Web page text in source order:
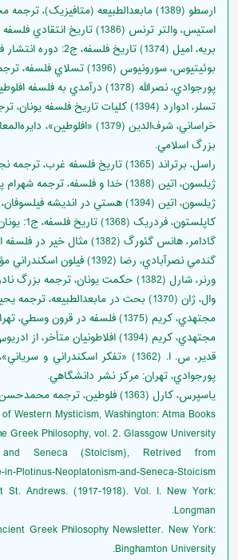
ارسطو (1389) مابعدالطبيعه (متافيزيک)، ترجمه محمدحسن لطفي، تهران: طرح نو.
استيس، والتر ترنس (1386) تاريخ انتقادي فلسفه يونان، ترجمه يوسف شاقول، قم: دانشگاه مفيد.
بريه، اميل (1374) تاريخ فلسفه، ج2: دوره انتشار فرهنگ يوناني و رومي، ترجمه عليمراد داودي، تهران: مرکز نشر دانشگاهي.
بوئيتيوس، سورونيوس (1396) تسلاي فلسفه، ترجمه سايه ميثمي، تهران: نگاه معاصر.
پورجوادي، نصرالله (1378) درآمدي به فلسفه افلوطين، تهران: مركز نشر دانشگاهي.
تسلر، ادوارد (1394) کليات تاريخ فلسفه يونان، ترجمه حسن فتحي، تهران: حکمت.
بزرگ اسلامي.
راسل، برتراند (1365) تاريخ فلسفه غرب، ترجمه نجف دريابندري، تهران: پرواز.
ژيلسون، اتين (1388) خدا و فلسفه، ترجمه شهرام پازوکي، تهران: حقيقت.
ژيلسون، اتين (1394) هستي در انديشه فيلسوفان، ترجمه سيدحميد طالب‌زاده و محمدرضا شمشيري، تهران: حکمت.
کاپلستون، فردريک (1368) تاريخ فلسفه، ج1: يونان و روم، ترجمه سيدجلال‌الدين مجتبوي، تهران: علمي و فرهنگي و سروش.
گادامر، هانس گئورگ (1382) مثال خير در فلسفه افلاطوني ـ ارسطويي، ترجمه حسن فتحي، تهران: حكمت.
گندمي نصرآبادي، رضا (1392) فيلون اسکندراني مؤسس فلسفه ديني، تهران: دانشگاه اديان و مذاهب و سازمان سمت.
ورنر، شارل (1382) حکمت يونان، ترجمه بزرگ نادرزاده، تهران: علمي و فرهنگي.
وال، ژان (1370) بحث در مابعدالطبيعه، ترجمه يحيي مهدوي و ديگران، تهران: خوارزمي.
مجتهدي، کريم (1375) فلسفه در قرون وسطي، تهران: اميرکبير.
مجتهدي، کريم (1394) افلاطونيان متأخر، از ادريوس تا ويکتور کوزن، تهران: پژوهشگاه علوم انساني و مطالعات فرهنگي.
قدير، س. ا. (1362) «تفکر
پورجوادي، تهران: مرکز نشر دانشگاهي.
ياسپرس، كارل (1363) فلوطين، ترجمه محمدحسن لطفي، تهران: خوارزمي.
Western Mysticism, Washington: Atma Books.
Philosophy, vol. 2. Glassgow University.
Seneca (Stoicism), Retrived from
Plotinus-Neoplatonism-and-Seneca-Stoicism.
Andrews. (1917-1918). Vol. I. New York:
Longman.
Greek Philosophy Newsletter. New York:
Binghamton University.